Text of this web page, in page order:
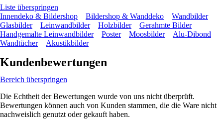
Liste überspringen
Innendeko & Bildershop
Bildershop & Wanddeko
Wandbilder
Glasbilder
Leinwandbilder Holzbilder
Gerahmte Bilder
Handgemalte Leinwandbilder
Poster Moosbilder
Alu-Dibond
Wandtücher
Akustikbilder
Kundenbewertungen
Bereich überspringen
Die Echtheit der Bewertungen wurde von uns nicht überprüft.
Bewertungen können auch von Kunden stammen, die die Ware nicht
nachweislich genutzt oder gekauft haben.